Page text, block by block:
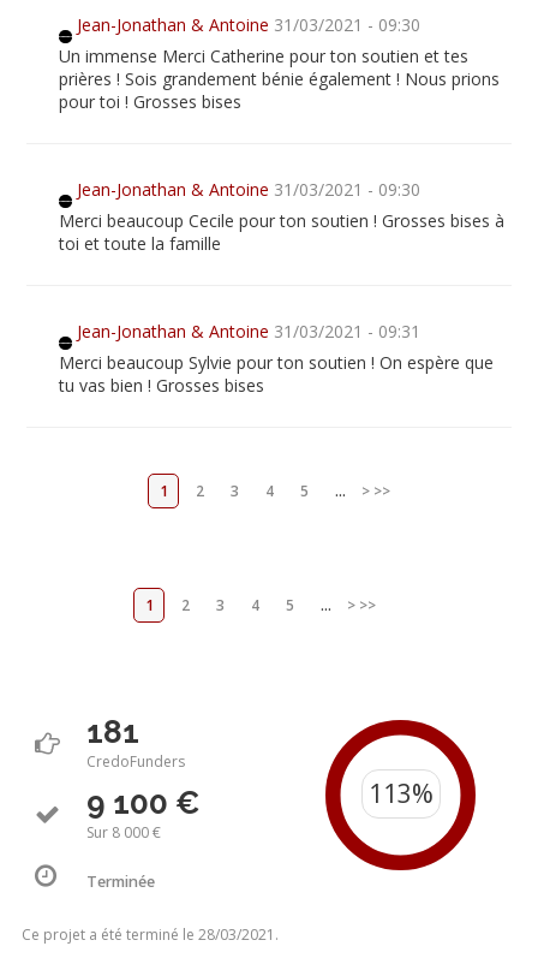
Jean-Jonathan & Antoine 31/03/2021 - 09:30
Un immense Merci Catherine pour ton soutien et tes
prières ! Sois grandement bénie également ! Nous prions
pour toi ! Grosses bises
Jean-Jonathan & Antoine 31/03/2021 - 09:30
Merci beaucoup Cecile pour ton soutien ! Grosses bises à
toi et toute la famille
Jean-Jonathan & Antoine 31/03/2021 - 09:31
Merci beaucoup Sylvie pour ton soutien ! On espère que
tu vas bien ! Grosses bises
1 2 3 4 5 ... > >>
1 2 3 4 5 ... > >>
181
CredoFunders
9 100 €
Sur 8 000 €
Terminée
Ce projet a été terminé le 28/03/2021.